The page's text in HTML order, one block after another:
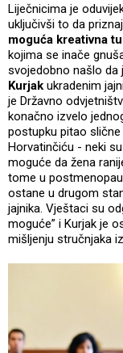
Liječnicima je
uključivši to da
moguća kreativna
kojima se inače
svojedobno našlo da
Kurjak ukradenim
je Državno
konačno izvelo
postupku pitao
Horvatinčiću - neki
moguće da žena
tome u
ostane u drugom
jajnika. Vještaci su
moguće” i Kurjak je
mišljenju stručnjaka